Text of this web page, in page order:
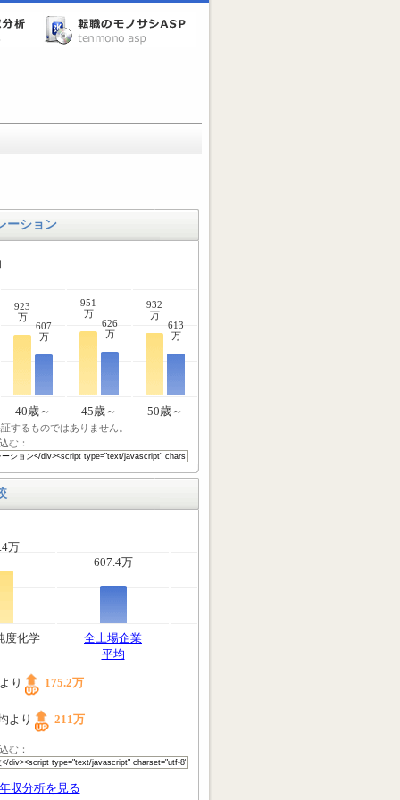
ーション
923
万
607
万
951
万
626
万
932
万
613
万
40歳～ 45歳～ 50歳～
するものではありません。
む：
万
607.4万
度化学
全上場企業
平均
り 175.2万
より 211万
む：
収分析を見る